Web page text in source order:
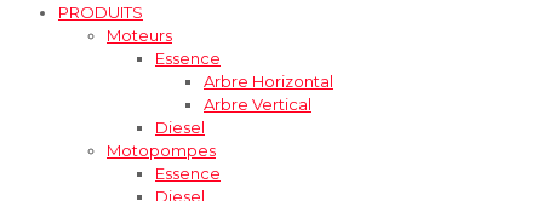
PRODUITS
Moteurs
Essence
Arbre Horizontal
Arbre Vertical
Diesel
Motopompes
Essence
Diesel